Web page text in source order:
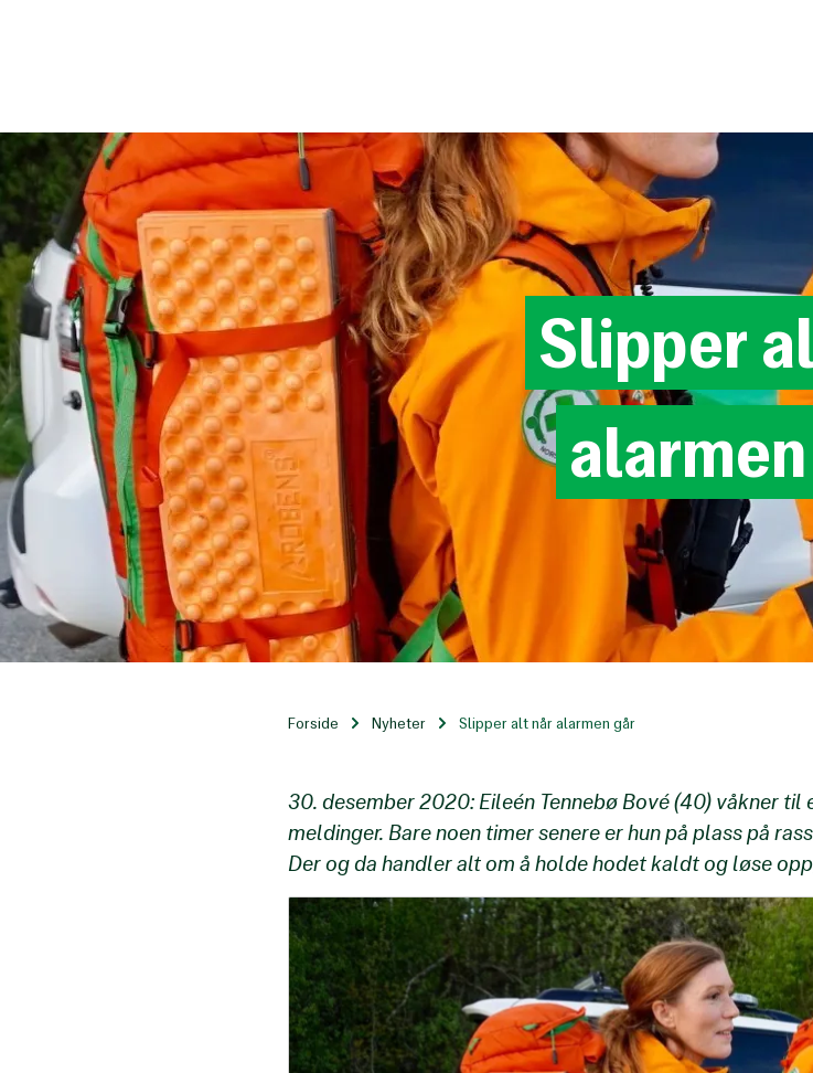
Slipper
alarmen
Forside Nyheter Slipper alt når alarmen går
30. desember 2020: Eileén Tennebø Bové (40) våkner
meldinger. Bare noen timer senere er hun på plass på
Der og da handler alt om å holde hodet kaldt og løse